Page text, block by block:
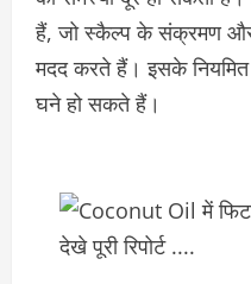
हैं, जो स्कैल्प के संक्रमण
मदद करते हैं। इसके
घने हो सकते हैं।